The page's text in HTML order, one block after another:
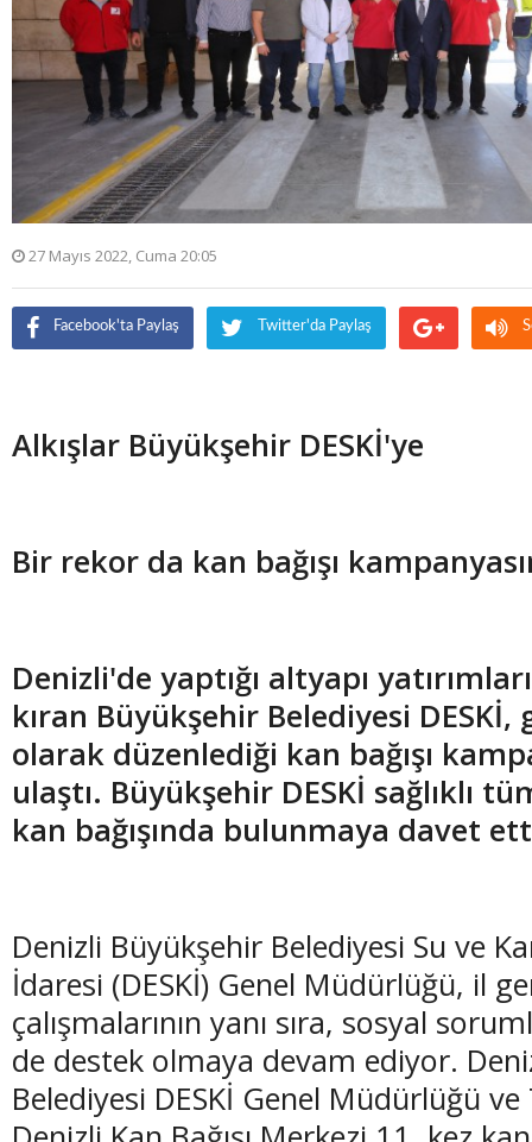
27 Mayıs 2022, Cuma 20:05
Facebook'ta Paylaş Twitter'da Paylaş
Alkışlar Büyükşehir DESKİ'ye
Bir rekor da kan bağışı
Denizli'de yaptığı altyapı
kıran Büyükşehir Belediyesi DESKİ,
olarak düzenlediği kan bağışı
ulaştı. Büyükşehir DESKİ sağlıklı
kan bağışında bulunmaya davet
Denizli Büyükşehir Belediyesi Su ve
İdaresi (DESKİ) Genel Müdürlüğü, il
çalışmalarının yanı sıra, sosyal
de destek olmaya devam ediyor.
Belediyesi DESKİ Genel Müdürlüğü ve